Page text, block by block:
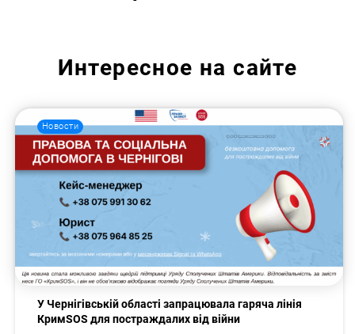
Интересное на сайте
Новости
У Чернігівській області запрацювала гаряча лінія
КримSOS для постраждалих від війни